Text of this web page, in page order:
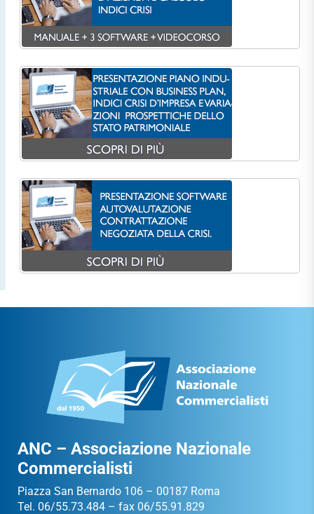
ANC – Associazione Nazionale
Commercialisti
Piazza San Bernardo 106 – 00187 Roma
Tel. 06/55.73.484 – fax 06/55.91.829